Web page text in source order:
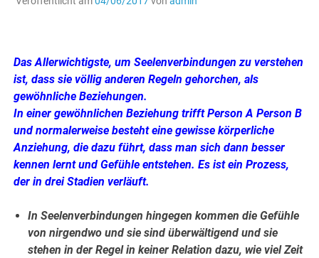
Das Allerwichtigste, um Seelenverbindungen zu verstehen
ist, dass sie völlig anderen Regeln gehorchen, als
gewöhnliche Beziehungen.
In einergewöhnlichen Beziehung trifft Person A Person B
und normalerweise besteht eine gewisse körperliche
Anziehung, die dazu führt, dass man sich dann besser
kennen lernt und Gefühle entstehen. Es ist ein Prozess,
der in drei Stadien verläuft.
In Seelenverbindungen hingegen kommen die Gefühle
von nirgendwo und sie sind überwältigend und sie
stehen in der Regel in keiner Relation dazu, wie viel Zeit